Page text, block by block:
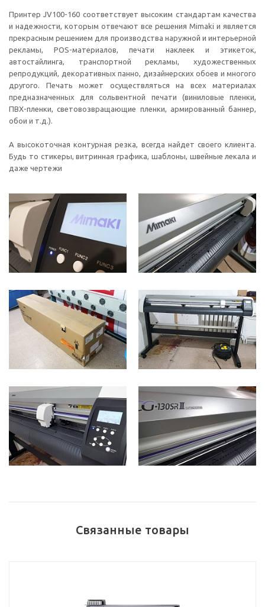
Принтер JV100-160 соответствует высоким стандартам качества
и надежности, которым отвечают все решения Mimaki и является
прекрасным решением для производства наружной и интерьерной
рекламы, POS-материалов, печати наклеек и этикеток,
автостайлинга, транспортной рекламы, художественных
репродукций, декоративных панно, дизайнерских обоев и многого
другого. Печать может осуществляться на всех материалах
предназначенных для сольвентной печати (виниловые пленки,
ПВХ-пленки, световозвращающие пленки, армированный баннер,
обои и т.д.).
А высокоточная контурная резка, всегда найдет своего клиента.
Будь то стикеры, витринная графика, шаблоны, швейные лекала и
даже чертежи
Связанные товары